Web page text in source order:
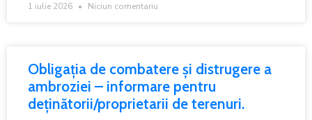
1 iulie 2026 Niciun comentariu
Obligația de combatere și distrugere a
ambroziei – informare pentru
deținătorii/proprietarii de terenuri.